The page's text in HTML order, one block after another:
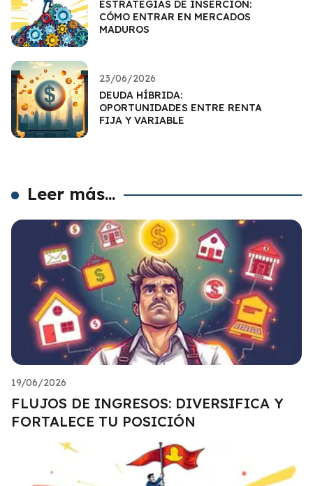
ESTRATEGIAS DE INSERCIÓN:
CÓMO ENTRAR EN MERCADOS
MADUROS
23/06/2026
DEUDA HÍBRIDA:
OPORTUNIDADES ENTRE RENTA
FIJA Y VARIABLE
Leer más...
19/06/2026
FLUJOS DE INGRESOS: DIVERSIFICA Y
FORTALECE TU POSICIÓN